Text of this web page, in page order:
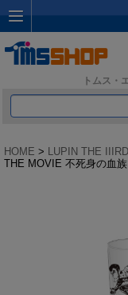
トムス・
HOME > LUPIN THE
THE MOVIE 不死身の血